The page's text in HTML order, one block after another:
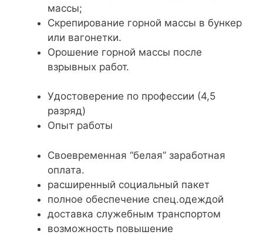
массы;
Скрепирование горной массы в бункер
или вагонетки.
Орошение горной массы после
взрывных работ.
Удостоверение по профессии (4,5
разряд)
​Опыт работы
​Своевременная “белая” заработная
оплата.
расширенный социальный пакет
полное обеспечение спец.одеждой
доставка служебным транспортом
​​возможность повышение